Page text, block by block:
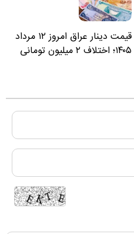
قیمت دینار عراق امروز ۱۲ مرداد
۱۴۰۵؛ اختلاف ۲ میلیون تومانی